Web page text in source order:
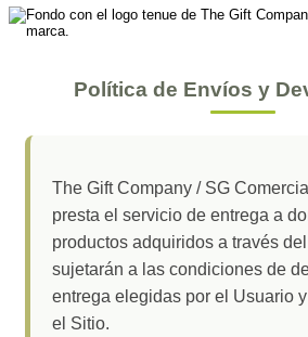
Política de Envíos y
The Gift Company / SG
presta el servicio de entrega a
productos adquiridos a través
sujetarán a las condiciones de
entrega elegidas por el Usuario
el Sitio.